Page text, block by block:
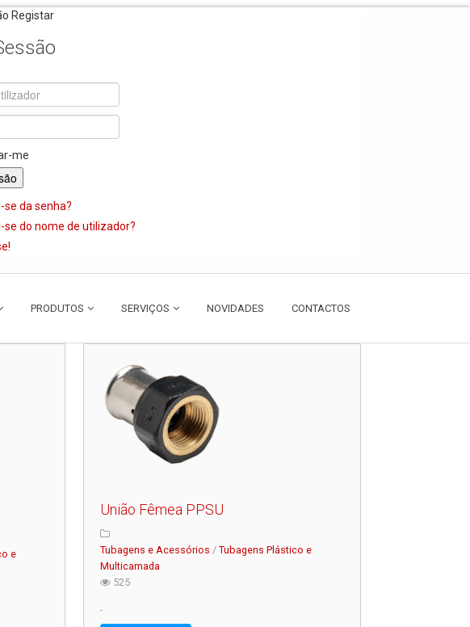
Registar
me
se da senha?
se do nome de utilizador?
PRODUTOS SERVIÇOS NOVIDADES CONTACTOS
e
União Fêmea PPSU
Tubagens e Acessórios / Tubagens Plástico e
Multicamada
525
.